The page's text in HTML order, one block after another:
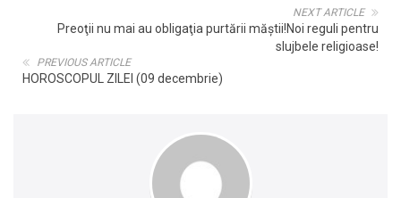
NEXT ARTICLE
Preoţii nu mai au obligaţia purtării măştii!Noi reguli pentru
slujbele religioase!
PREVIOUS ARTICLE
HOROSCOPUL ZILEI (09 decembrie)